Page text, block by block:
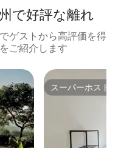
で好評な離れ
ゲストから高評価を得
ご紹介します
スーパーホスト
スーパーホスト